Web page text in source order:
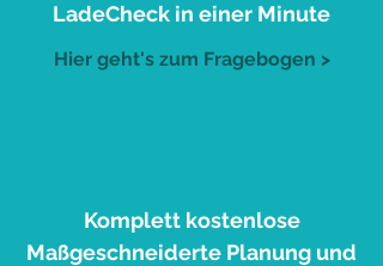
LadeCheck in einer Minute
Hier geht's zum Fragebogen >
Komplett kostenlose
Maßgeschneiderte Planung und